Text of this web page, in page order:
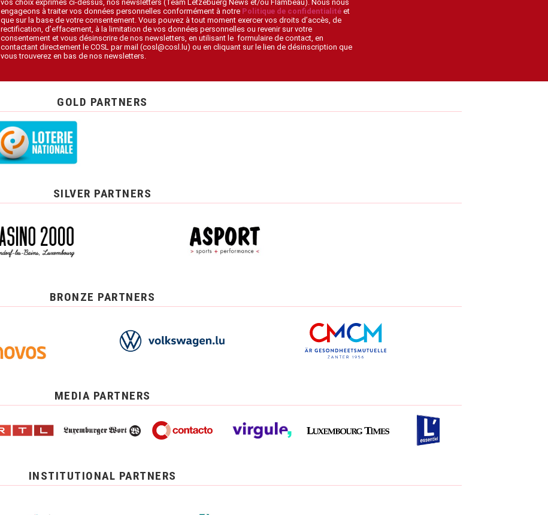
vos choix exprimés ci-dessus, nos newsletters (Team Lëtzebuerg News et/ou Flambeau). Nous nous
engageons à traiter vos données personnelles conformément à notre Politique de confidentialité et
que sur la base de votre consentement. Vous pouvez à tout moment exercer vos droits d’accès, de
rectification, d’effacement, à la limitation de vos données personnelles ou revenir sur votre
consentement et vous désinscrire de nos newsletters, en utilisant le formulaire de contact, en
contactant directement le COSL par mail (cosl@cosl.lu) ou en cliquant sur le lien de désinscription que
vous trouverez en bas de nos newsletters.
GOLD PARTNERS
SILVER PARTNERS
BRONZE PARTNERS
MEDIA PARTNERS
INSTITUTIONAL PARTNERS